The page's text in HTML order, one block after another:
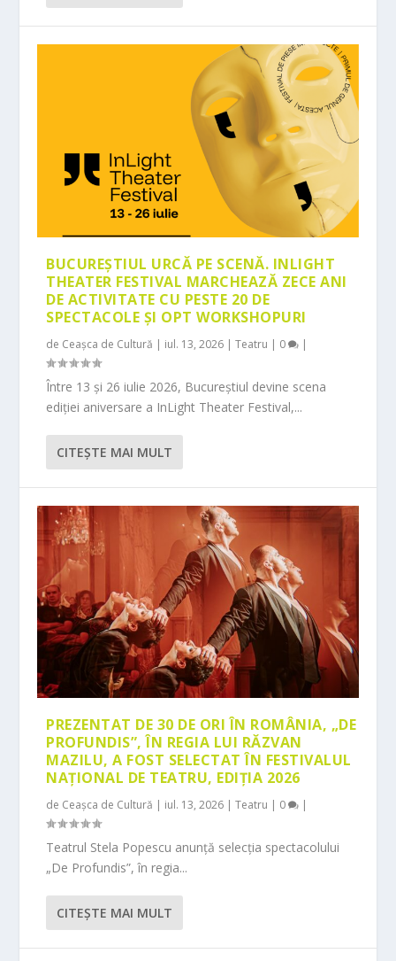
BUCUREȘTIUL URCĂ PE SCENĂ. INLIGHT
THEATER FESTIVAL MARCHEAZĂ ZECE ANI
DE ACTIVITATE CU PESTE 20 DE
SPECTACOLE ȘI OPT WORKSHOPURI
de Ceașca de Cultură | iul. 13, 2026 |Teatru | 0 |
Între 13 și 26 iulie 2026, Bucureștiul devine scena
ediției aniversare a InLight Theater Festival,...
CITEŞTE MAI MULT
PREZENTAT DE 30 DE ORI ÎN ROMÂNIA, „DE
PROFUNDIS”, ÎN REGIA LUI RĂZVAN
MAZILU, A FOST SELECTAT ÎN FESTIVALUL
NAȚIONAL DE TEATRU, EDIȚIA 2026
de Ceașca de Cultură | iul. 13, 2026 |Teatru | 0 |
Teatrul Stela Popescu anunță selecția spectacolului
„De Profundis”, în regia...
CITEŞTE MAI MULT